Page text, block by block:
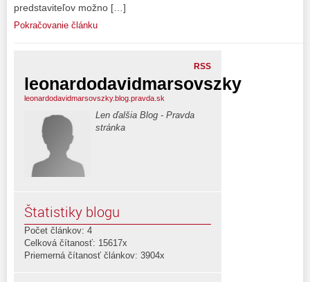
predstaviteľov možno […]
Pokračovanie článku
RSS
leonardodavidmarsovszky
leonardodavidmarsovszky.blog.pravda.sk
Len ďalšia Blog - Pravda
stránka
Štatistiky blogu
Počet článkov: 4
Celková čítanosť: 15617x
Priemerná čítanosť článkov: 3904x